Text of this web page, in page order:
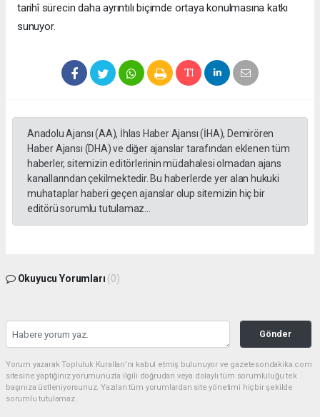
tarihî sürecin daha ayrıntılı biçimde ortaya konulmasına katkı
sunuyor.
Anadolu Ajansı (AA), İhlas Haber Ajansı (İHA), Demirören
Haber Ajansı (DHA) ve diğer ajanslar tarafından eklenen tüm
haberler, sitemizin editörlerinin müdahalesi olmadan ajans
kanallarından çekilmektedir. Bu haberlerde yer alan hukuki
muhataplar haberi geçen ajanslar olup sitemizin hiç bir
editörü sorumlu tutulamaz...
Okuyucu Yorumları (0)
Gönder
Yorum yazarak Topluluk Kuralları’nı kabul etmiş bulunuyor ve gazetesondakika.com
sitesine yaptığınız yorumunuzla ilgili doğrudan veya dolaylı tüm sorumluluğu tek
başınıza üstleniyorsunuz. Yazılan tüm yorumlardan site yönetimi hiçbir şekilde
sorumlu tutulamaz.